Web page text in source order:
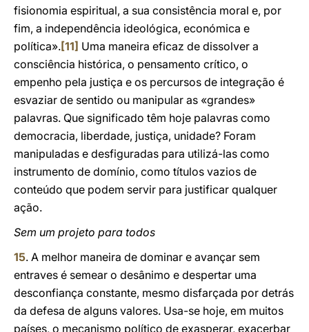
fisionomia espiritual, a sua consistência moral e, por
fim, a independência ideológica, económica e
política».[11] Uma maneira eficaz de dissolver a
consciência histórica, o pensamento crítico, o
empenho pela justiça e os percursos de integração é
esvaziar de sentido ou manipular as «grandes»
palavras. Que significado têm hoje palavras como
democracia, liberdade, justiça, unidade? Foram
manipuladas e desfiguradas para utilizá-las como
instrumento de domínio, como títulos vazios de
conteúdo que podem servir para justificar qualquer
ação.
Sem um projeto para todos
15. A melhor maneira de dominar e avançar sem
entraves é semear o desânimo e despertar uma
desconfiança constante, mesmo disfarçada por detrás
da defesa de alguns valores. Usa-se hoje, em muitos
países, o mecanismo político de exasperar, exacerbar